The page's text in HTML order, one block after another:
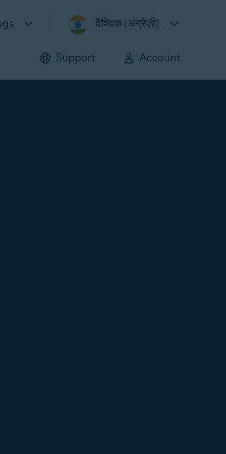
वैश्विक (अंग्रेज़ी)
Support Account